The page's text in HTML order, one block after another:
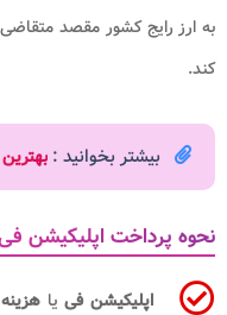
به ارز رایج کشور مقصد
کند.
بیشتر بخوانید :
نحوه پرداخت اپلیکیشن
اپلیکیشن فی یا